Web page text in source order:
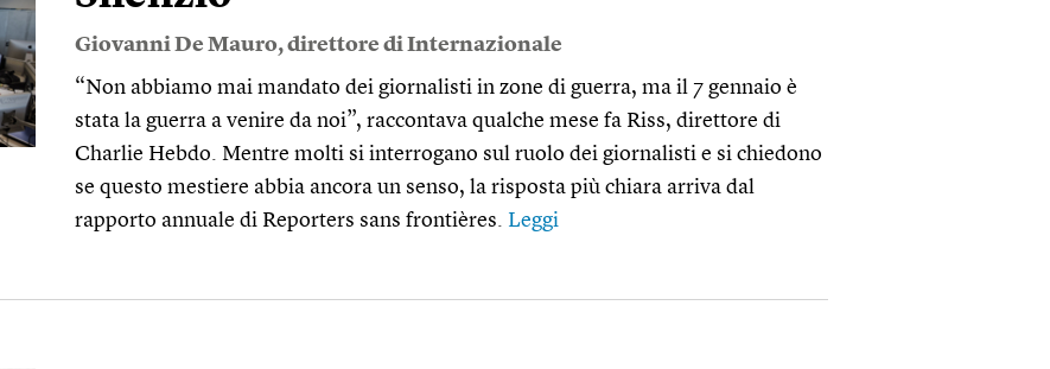
Giovanni De Mauro, direttore di Internazionale
“Non abbiamo mai mandato dei giornalisti in zone di guerra, ma il 7 gennaio è
stata la guerra a venire da noi”, raccontava qualche mese fa Riss, direttore di
Charlie Hebdo. Mentre molti si interrogano sul ruolo dei giornalisti e si chiedono
se questo mestiere abbia ancora un senso, la risposta più chiara arriva dal
rapporto annuale di Reporters sans frontières. Leggi